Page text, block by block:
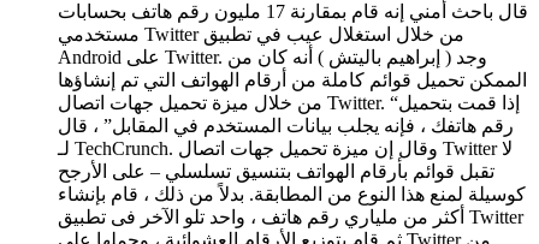
قال باحث أمني إنه قام بمقارنة 17 مليون رقم هاتف بحسابات
مستخدمي Twitter من خلال استغلال عيب في تطبيق
Android على Twitter. وجد ( إبراهيم باليتش ) أنه كان من
الممكن تحميل قوائم كاملة من أرقام الهواتف التي تم إنشاؤها
من خلال ميزة تحميل جهات اتصال Twitter. “إذا قمت بتحميل
رقم هاتفك ، فإنه يجلب بيانات المستخدم في المقابل” ، قال
لـ TechCrunch. وقال إن ميزة تحميل جهات اتصال Twitter لا
تقبل قوائم بأرقام الهواتف بتنسيق تسلسلي – على الأرجح
كوسيلة لمنع هذا النوع من المطابقة. بدلاً من ذلك ، قام بإنشاء
أكثر من ملياري رقم هاتف ، واحد تلو الآخر فى تطبيق Twitter